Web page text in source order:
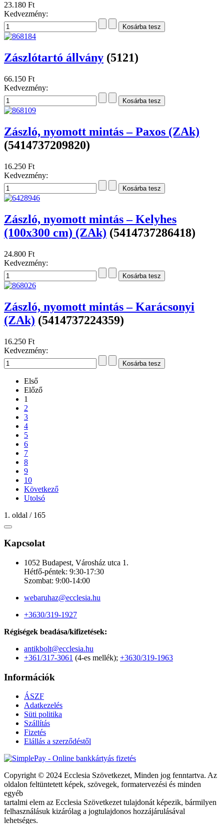
23.180 Ft
Kedvezmény:
Zászlótartó állvány (5121)
66.150 Ft
Kedvezmény:
Zászló, nyomott mintás – Paxos (ZAk)
(5414737209820)
16.250 Ft
Kedvezmény:
Zászló, nyomott mintás – Kelyhes
(100x300 cm) (ZAk) (5414737286418)
24.800 Ft
Kedvezmény:
Zászló, nyomott mintás – Karácsonyi
(ZAk) (5414737224359)
16.250 Ft
Kedvezmény:
Első
Előző
1
2
3
4
5
6
7
8
9
10
Következő
Utolsó
1. oldal / 165
Kapcsolat
1052 Budapest, Városház utca 1.
Hétfő-péntek: 9:30-17:30
Szombat: 9:00-14:00
webaruhaz@ecclesia.hu
+3630/319-1927
Régiségek beadása/kifizetések:
antikbolt@ecclesia.hu
+361/317-3061 (4-es mellék); +3630/319-1963
Információk
ÁSZF
Adatkezelés
Süti politika
Szállítás
Fizetés
Elállás a szerződéstől
Copyright © 2024 Ecclesia Szövetkezet, Minden jog fenntartva. Az
oldalon feltüntetett képek, szövegek, formatervezési és minden
egyéb
tartalmi elem az Ecclesia Szövetkezet tulajdonát képezik, bármilyen
felhasználásuk kizárólag a jogtulajdonos hozzájárulásával
lehetséges.